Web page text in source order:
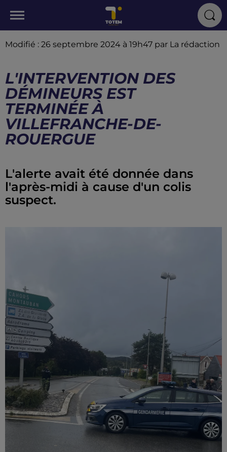
Modifié : 26 septembre 2024 à 19h47 par La rédaction
L'INTERVENTION DES
DÉMINEURS EST
TERMINÉE À
VILLEFRANCHE-DE-
ROUERGUE
L'alerte avait été donnée dans
l'après-midi à cause d'un colis
suspect.